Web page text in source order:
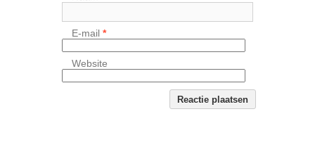
E-mail*
Website